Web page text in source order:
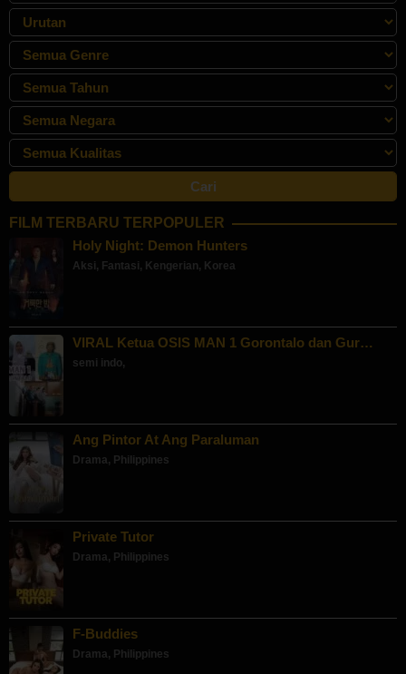
FILM TERBARU TERPOPULER
Holy Night: Demon Hunters
Aksi , Fantasi , Kengerian, Korea
VIRAL Ketua OSIS MAN 1 Gorontalo dan Gur…
semi indo,
Ang Pintor At Ang Paraluman
Drama, Philippines
Private Tutor
Drama, Philippines
F-Buddies
Drama, Philippines